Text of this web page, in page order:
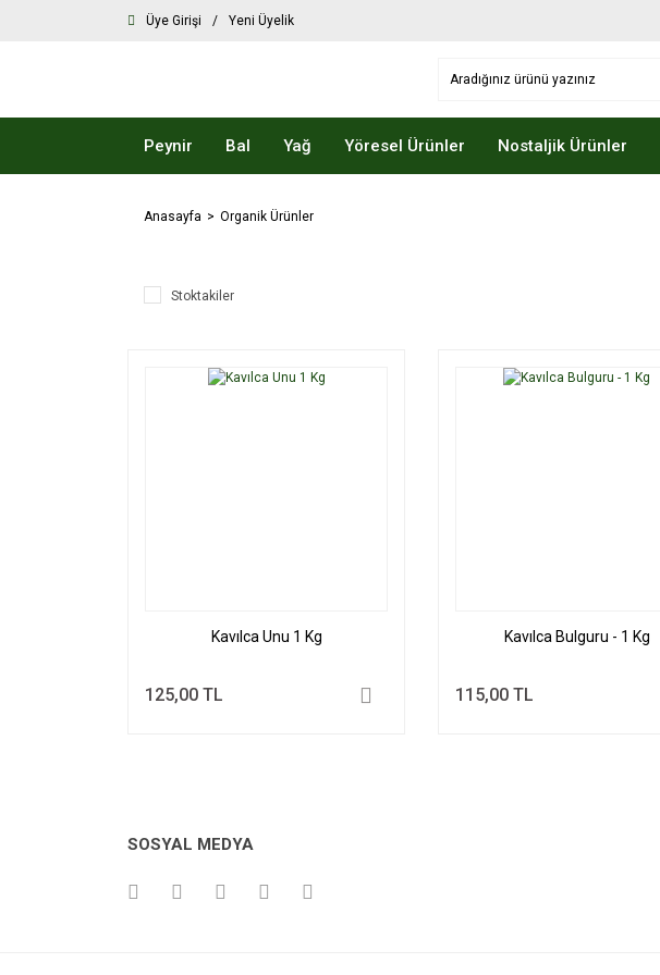
Üye Girişi / Yeni Üyelik
Peynir Bal Yağ Yöresel Ürünler Nostaljik Ürünler
Anasayfa Organik Ürünler
Stoktakiler
Kavılca Unu 1 Kg
125,00 TL
Kavılca Bulguru - 1 Kg
115,00 TL
SOSYAL MEDYA